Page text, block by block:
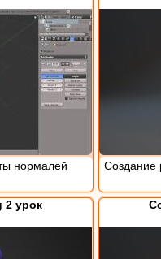
нормалей
Создание
2 урок